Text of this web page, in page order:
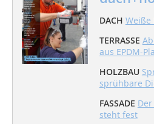
DACH Weiße
TERRASSE
aus EPDM-
HOLZBAU
sprühbare
FASSADE
steht fest